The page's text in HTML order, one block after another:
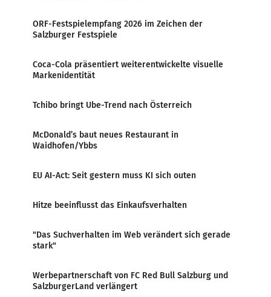
ORF-Festspielempfang 2026 im Zeichen der
Salzburger Festspiele
Coca-Cola präsentiert weiterentwickelte visuelle
Markenidentität
Tchibo bringt Ube-Trend nach Österreich
McDonald’s baut neues Restaurant in
Waidhofen/Ybbs
EU AI-Act: Seit gestern muss KI sich outen
Hitze beeinflusst das Einkaufsverhalten
"Das Suchverhalten im Web verändert sich gerade
stark"
Werbepartnerschaft von FC Red Bull Salzburg und
SalzburgerLand verlängert